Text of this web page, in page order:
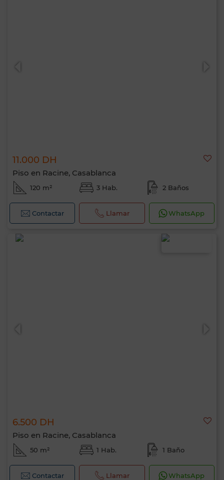
11.000 DH
Piso en Racine, Casablanca
120 m² 3 Hab. 2 Baños
Contactar Llamar WhatsApp
6.500 DH
Piso en Racine, Casablanca
50 m² 1 Hab. 1 Baño
Contactar Llamar WhatsApp